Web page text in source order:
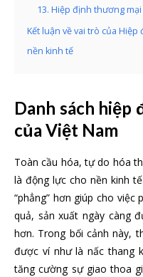
13. Hiệp định thương mại
Kết luận về vai trò của
nền kinh tế
Danh sách
của Việt Nam
Toàn cầu hóa, tự do hóa
là động lực cho nền kinh
“phẳng” hơn giúp cho việc
quả, sản xuất ngày càng
hơn. Trong bối cảnh này,
được ví như là nấc thang
tăng cường sự giao thoa